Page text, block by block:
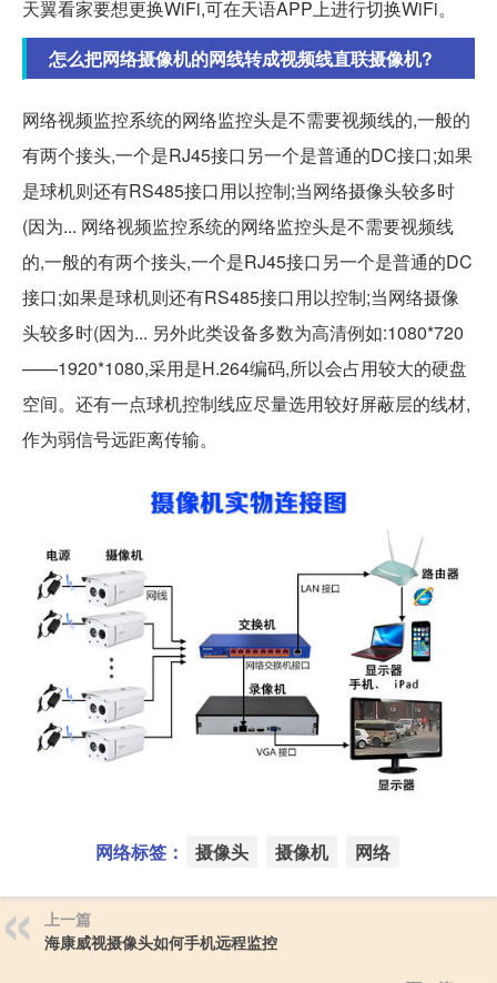
天翼看家要想更换WiFi,可在天语APP上进行切换WiFi。
怎么把网络摄像机的网线转成视频线直联摄像机?
网络视频监控系统的网络监控头是不需要视频线的,一般的
有两个接头,一个是RJ45接口另一个是普通的DC接口;如果
是球机则还有RS485接口用以控制;当网络摄像头较多时
(因为... 网络视频监控系统的网络监控头是不需要视频线
的,一般的有两个接头,一个是RJ45接口另一个是普通的DC
接口;如果是球机则还有RS485接口用以控制;当网络摄像
头较多时(因为... 另外此类设备多数为高清例如:1080*720
——1920*1080,采用是H.264编码,所以会占用较大的硬盘
空间。还有一点球机控制线应尽量选用较好屏蔽层的线材,
作为弱信号远距离传输。
网络标签： 摄像头 摄像机 网络
上一篇
海康威视摄像头如何手机远程监控